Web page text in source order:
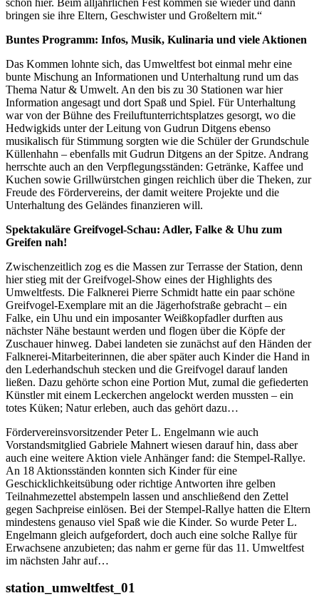
bringen sie ihre Eltern, Geschwister und Großeltern mit.“
Buntes Programm: Infos, Musik, Kulinaria und viele Aktionen
Das Kommen lohnte sich, das Umweltfest bot einmal mehr eine
bunte Mischung an Informationen und Unterhaltung rund um das
Thema Natur & Umwelt. An den bis zu 30 Stationen war hier
Information angesagt und dort Spaß und Spiel. Für Unterhaltung
war von der Bühne des Freiluftunterrichtsplatzes gesorgt, wo die
Hedwigkids unter der Leitung von Gudrun Ditgens ebenso
musikalisch für Stimmung sorgten wie die Schüler der Grundschule
Küllenhahn – ebenfalls mit Gudrun Ditgens an der Spitze. Andrang
herrschte auch an den Verpflegungsständen: Getränke, Kaffee und
Kuchen sowie Grillwürstchen gingen reichlich über die Theken, zur
Freude des Fördervereins, der damit weitere Projekte und die
Unterhaltung des Geländes finanzieren will.
Spektakuläre Greifvogel-Schau: Adler, Falke & Uhu zum
Greifen nah!
Zwischenzeitlich zog es die Massen zur Terrasse der Station, denn
hier stieg mit der Greifvogel-Show eines der Highlights des
Umweltfests. Die Falknerei Pierre Schmidt hatte ein paar schöne
Greifvogel-Exemplare mit an die Jägerhofstraße gebracht – ein
Falke, ein Uhu und ein imposanter Weißkopfadler durften aus
nächster Nähe bestaunt werden und flogen über die Köpfe der
Zuschauer hinweg. Dabei landeten sie zunächst auf den Händen der
Falknerei-Mitarbeiterinnen, die aber später auch Kinder die Hand in
den Lederhandschuh stecken und die Greifvogel darauf landen
ließen. Dazu gehörte schon eine Portion Mut, zumal die gefiederten
Künstler mit einem Leckerchen angelockt werden mussten – ein
totes Küken; Natur erleben, auch das gehört dazu…
Fördervereinsvorsitzender Peter L. Engelmann wie auch
Vorstandsmitglied Gabriele Mahnert wiesen darauf hin, dass aber
auch eine weitere Aktion viele Anhänger fand: die Stempel-Rallye.
An 18 Aktionsständen konnten sich Kinder für eine
Geschicklichkeitsübung oder richtige Antworten ihre gelben
Teilnahmezettel abstempeln lassen und anschließend den Zettel
gegen Sachpreise einlösen. Bei der Stempel-Rallye hatten die Eltern
mindestens genauso viel Spaß wie die Kinder. So wurde Peter L.
Engelmann gleich aufgefordert, doch auch eine solche Rallye für
Erwachsene anzubieten; das nahm er gerne für das 11. Umweltfest
im nächsten Jahr auf…
station_umweltfest_01